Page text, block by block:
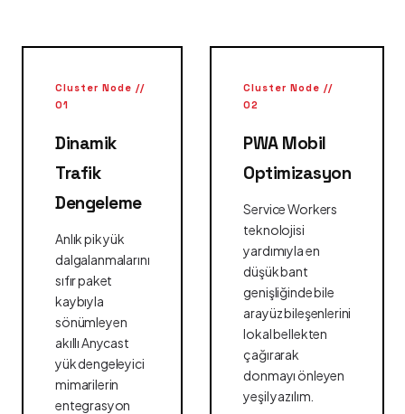
Cluster Node //
01
Dinamik
Trafik
Dengeleme
Anlık pik yük
dalgalanmalarını
sıfır paket
kaybıyla
sönümleyen
akıllı Anycast
yük dengeleyici
mimarilerin
entegrasyon
Cluster Node //
02
PWA Mobil
Optimizasyon
Service Workers
teknolojisi
yardımıyla en
düşük bant
genişliğinde bile
arayüz bileşenlerini
lokal bellekten
çağırarak
donmayı önleyen
yeşil yazılım.